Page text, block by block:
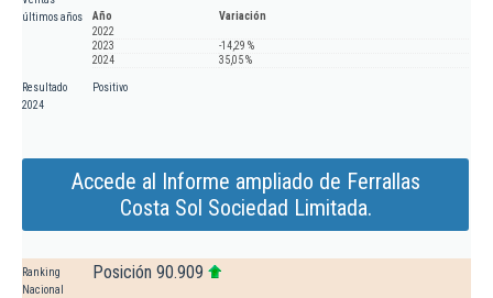
últimos años
Año
Variación
2022
2023
-14,29 %
2024
35,05 %
Resultado
2024
Positivo
Accede al Informe ampliado de Ferrallas
Costa Sol Sociedad Limitada.
Ranking
Nacional
Posición 90.909